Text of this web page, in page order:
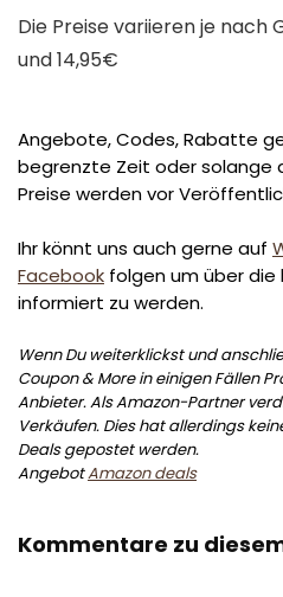
Die Preise variieren je nach
und 14,95€
Angebote, Codes, Rabatte
begrenzte Zeit oder solange
Preise werden vor
Ihr könnt uns auch gerne auf
Facebook folgen um über
informiert zu werden.
Wenn Du weiterklickst und
Coupon & More in einigen Fällen
Anbieter. Als Amazon-Partner
Verkäufen. Dies hat allerdings
Deals gepostet werden.
AngebotAmazon deals
Kommentare zu